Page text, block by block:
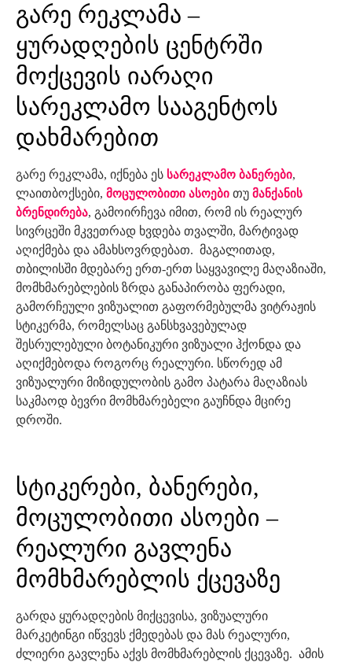
გარე რეკლამა –
ყურადღების ცენტრში
მოქცევის იარაღი
სარეკლამო სააგენტოს
დახმარებით
გარე რეკლამა, იქნება ეს სარეკლამო ბანერები,
ლაითბოქსები, მოცულობითი ასოები თუ მანქანის
ბრენდირება, გამოირჩევა იმით, რომ ის რეალურ
სივრცეში მკვეთრად ხვდება თვალში, მარტივად
აღიქმება და ამახსოვრდებათ. მაგალითად,
თბილისში მდებარე ერთ-ერთ საყვავილე მაღაზიაში,
მომხმარებლების ზრდა განაპირობა ფერადი,
გამორჩეული ვიზუალით გაფორმებულმა ვიტრაჟის
სტიკერმა, რომელსაც განსხვავებულად
შესრულებული ბოტანიკური ვიზუალი ჰქონდა და
აღიქმებოდა როგორც რეალური. სწორედ ამ
ვიზუალური მიზიდულობის გამო პატარა მაღაზიას
საკმაოდ ბევრი მომხმარებელი გაუჩნდა მცირე
დროში.
სტიკერები, ბანერები,
მოცულობითი ასოები –
რეალური გავლენა
მომხმარებლის ქცევაზე
გარდა ყურადღების მიქცევისა, ვიზუალური
მარკეტინგი იწვევს ქმედებას და მას რეალური,
ძლიერი გავლენა აქვს მომხმარებლის ქცევაზე. ამის